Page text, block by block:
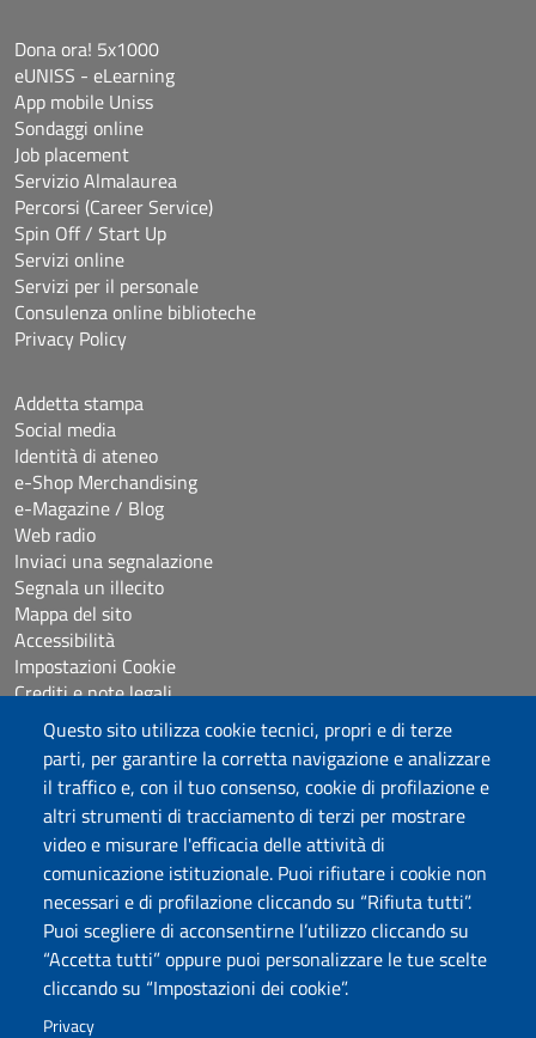
Questo sito utilizza cookie tecnici, propri e di terze
parti, per garantire la corretta navigazione e analizzare
il traffico e, con il tuo consenso, cookie di profilazione e
altri strumenti di tracciamento di terzi per mostrare
video e misurare l'efficacia delle attività di
comunicazione istituzionale. Puoi rifiutare i cookie non
necessari e di profilazione cliccando su “Rifiuta tutti”.
Puoi scegliere di acconsentirne l’utilizzo cliccando su
“Accetta tutti” oppure puoi personalizzare le tue scelte
cliccando su “Impostazioni dei cookie”.
Privacy
Università degli Studi di Sassari
Piazza Università 21, Sassari
Tel.: 800 882994 (Orientamento studenti)
RETTORE:rettore@uniss.it
PEC:protocollo@pec.uniss.it
URP:urp@uniss.it
Dona ora! 5x1000
eUNISS - eLearning
App mobile Uniss
Sondaggi online
Job placement
Servizio Almalaurea
Percorsi (Career Service)
Spin Off / Start Up
Servizi online
Servizi per il personale
Consulenza online biblioteche
Privacy Policy
Addetta stampa
Social media
Identità di ateneo
e-Shop Merchandising
e-Magazine / Blog
Web radio
Inviaci una segnalazione
Segnala un illecito
Mappa del sito
Accessibilità
Impostazioni Cookie
Crediti e note legali
Seguici su
Chatta con noi